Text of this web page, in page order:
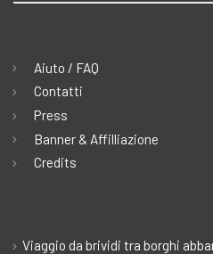
Aiuto / FAQ
Contatti
Press
Banner & Affilliazione
Credits
Viaggio da brividi tra borghi